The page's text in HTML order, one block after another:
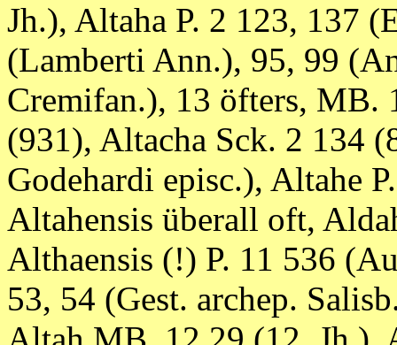
Jh.), Altaha P. 2 123, 137
(Lamberti Ann.), 95, 99
Cremifan.), 13 öfters, MB.
(931), Altacha Sck. 2 134
Godehardi episc.), Altahe
Altahensis überall oft,
Althaensis (!) P. 11 536
53, 54 (Gest. archep.